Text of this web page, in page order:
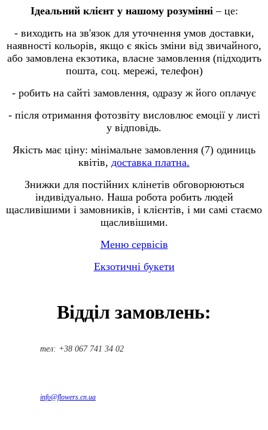
Ідеальний клієнт у нашому розумінні – це:
- виходить на зв'язок для уточнення умов доставки,
наявності кольорів, якщо є якісь зміни від звичайного,
або замовлена ​​екзотика, власне замовлення (підходить
пошта, соц. мережі, телефон)
- робить на сайті замовлення, одразу ж його оплачує
- після отримання фотозвіту висловлює емоції у листі
у відповідь.
Якість має ціну: мінімальне замовлення (7) одиниць
квітів, доставка платна.
Знижки для постійних клінетів обговорюються
індивідуально. Наша робота робить людей
щасливішими і замовників, і клієнтів, і ми самі стаємо
щасливішими.
Меню сервісів
Екзотичні букети
Відділ замовлень:
тел: +38 067 741 34 02
info@flowers.cn.ua